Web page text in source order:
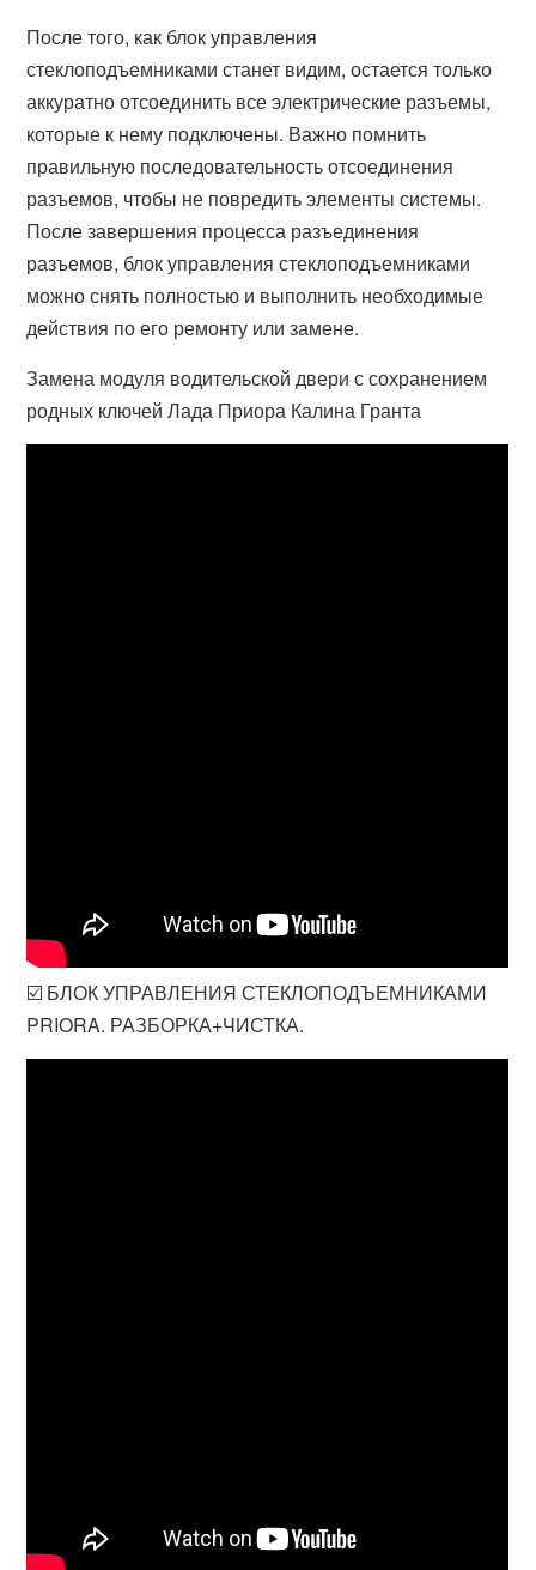
После того, как блок управления
стеклоподъемниками станет видим, остается только
аккуратно отсоединить все электрические разъемы,
которые к нему подключены. Важно помнить
правильную последовательность отсоединения
разъемов, чтобы не повредить элементы системы.
После завершения процесса разъединения
разъемов, блок управления стеклоподъемниками
можно снять полностью и выполнить необходимые
действия по его ремонту или замене.
Замена модуля водительской двери с сохранением
родных ключей Лада Приора Калина Гранта
☑️ БЛОК УПРАВЛЕНИЯ СТЕКЛОПОДЪЕМНИКАМИ
PRIORA. РАЗБОРКА+ЧИСТКА.